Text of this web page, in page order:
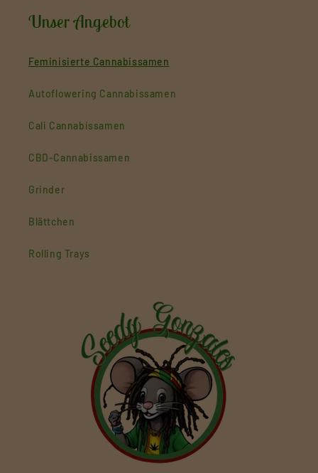
Unser Angebot
Feminisierte Cannabissamen
Autoflowering Cannabissamen
Cali Cannabissamen
CBD-Cannabissamen
Grinder
Blättchen
Rolling Trays